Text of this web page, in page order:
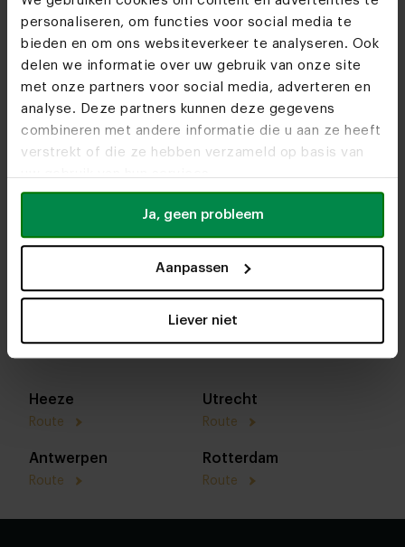
personaliseren, om functies voor social media te
bieden en om ons websiteverkeer te analyseren. Ook
delen we informatie over uw gebruik van onze site
met onze partners voor social media, adverteren en
analyse. Deze partners kunnen deze gegevens
combineren met andere informatie die u aan ze heeft
verstrekt of die ze hebben verzameld op basis van
Ja, geen probleem
Aanpassen
Liever niet
In onze woonwinkels kun je altijd terecht voor
interieuradvies, stof- en kleurstalen of om je favo
designs te bekijken. We helpen je graag bij het
samenstellen van jouw meubel. Tot snel!
Heeze
Route
Utrecht
Route
Antwerpen
Route
Rotterdam
Route